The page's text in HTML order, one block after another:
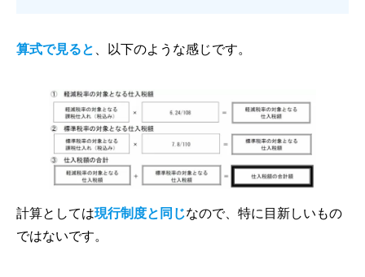
算式で見ると 、以下のような感じです。
計算としては現行制度と同じなので、特に目新しいもの
ではないです。